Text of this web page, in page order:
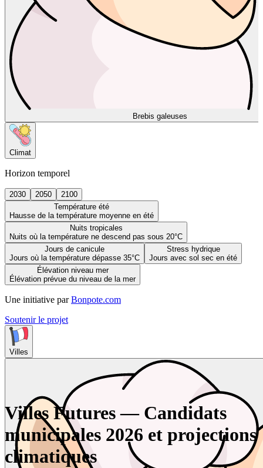
Brebis galeuses
Climat
Horizon temporel
2030 2050
2100
Température été
Hausse de la température moyenne en été
Nuits tropicales
Nuits où la température ne descend pas sous 20°C
Jours de canicule
Jours où la température dépasse 35°C
Stress hydrique
Jours avec sol sec en été
Élévation niveau mer
Élévation prévue du niveau de la mer
Une initiative par Bonpote.com
Soutenir le projet
Villes
Villes Futures — Candidats
municipales 2026 et projections
climatiques